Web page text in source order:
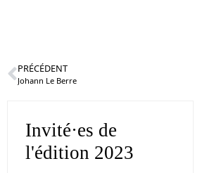
PRÉCÉDENT
Johann Le Berre
Invité·es de
l'édition 2023